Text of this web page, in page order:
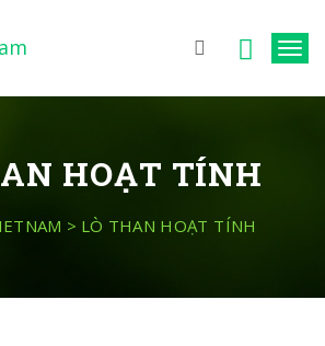
T
v
HOẠT TÍNH
> LÒ THAN HOẠT TÍNH